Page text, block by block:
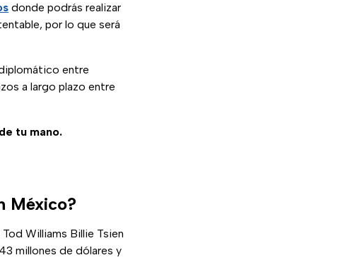
donde podrás realizar
por lo que será
entre
a largo plazo entre
tu mano.
México?
Williams Billie Tsien
millones de dólares y